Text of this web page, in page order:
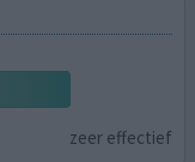
zeer effectief